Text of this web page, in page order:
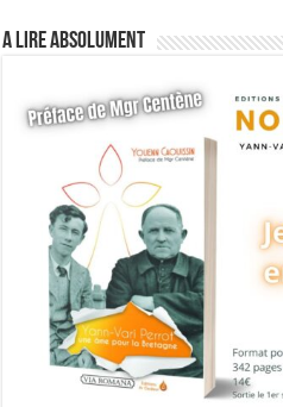
A lire absolument